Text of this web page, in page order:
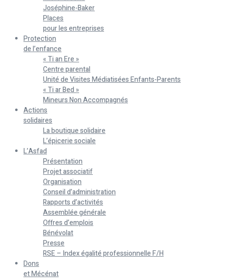
Joséphine-Baker
Places
pour les entreprises
Protection
de l’enfance
« Ti an Ere »
Centre parental
Unité de Visites Médiatisées Enfants-Parents
« Ti ar Bed »
Mineurs Non Accompagnés
Actions
solidaires
La boutique solidaire
L’épicerie sociale
L’Asfad
Présentation
Projet associatif
Organisation
Conseil d’administration
Rapports d’activités
Assemblée générale
Offres d’emplois
Bénévolat
Presse
RSE – Index égalité professionnelle F/H
Dons
et Mécénat